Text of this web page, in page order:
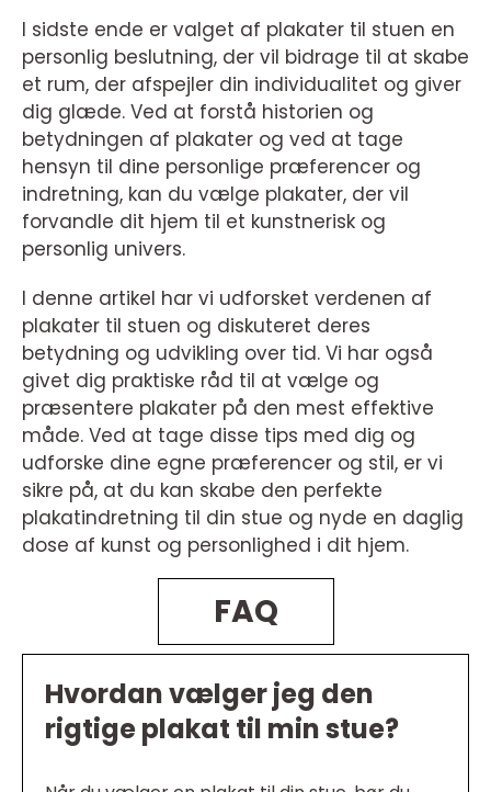
I sidste ende er valget af plakater til stuen en
personlig beslutning, der vil bidrage til at skabe
et rum, der afspejler din individualitet og giver
dig glæde. Ved at forstå historien og
betydningen af plakater og ved at tage
hensyn til dine personlige præferencer og
indretning, kan du vælge plakater, der vil
forvandle dit hjem til et kunstnerisk og
personlig univers.
I denne artikel har vi udforsket verdenen af
plakater til stuen og diskuteret deres
betydning og udvikling over tid. Vi har også
givet dig praktiske råd til at vælge og
præsentere plakater på den mest effektive
måde. Ved at tage disse tips med dig og
udforske dine egne præferencer og stil, er vi
sikre på, at du kan skabe den perfekte
plakatindretning til din stue og nyde en daglig
dose af kunst og personlighed i dit hjem.
FAQ
Hvordan vælger jeg den
rigtige plakat til min stue?